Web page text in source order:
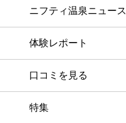
ニフティ温泉ニュース
体験レポート
口コミを見る
特集